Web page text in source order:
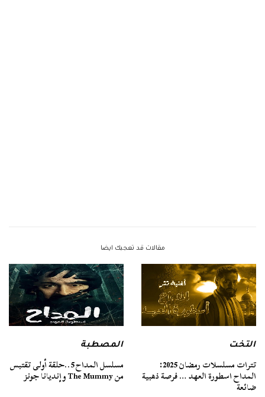
مقالات قد تعجبك ايضا
التخت
تترات مسلسلات رمضان 2025:
المداح اسطورة العهد … فرصة ذهبية
ضائعة
المصطبة
مسلسل المداح 5..حلقة أولى تقتبس
من The Mummy وإنديانا جونز